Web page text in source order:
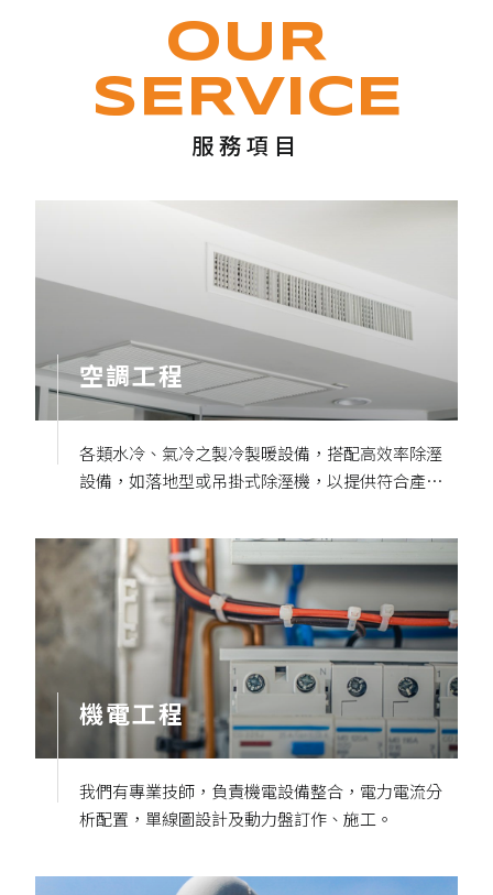
OUR
SERVICE
服務項目
空調工程
各類水冷、氣冷之製冷製暖設備，搭配高效率除溼
設備，如落地型或吊掛式除溼機，以提供符合產品
升作業人員工作環境。
機電工程
我們有專業技師，負責機電設備整合，電力電流分
析配置，單線圖設計及動力盤訂作、施工。